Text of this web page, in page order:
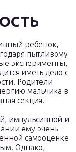
ребенок,
пытливому
эксперименты,
иметь дело с
Родители
мальчика в
секция.
импульсивной и
ему очень
самооценке
Однако,